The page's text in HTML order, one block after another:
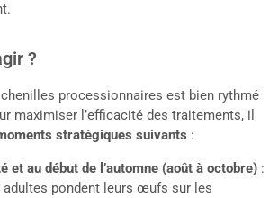
?
processionnaires est bien rythmé
maximiser l’efficacité des traitements, il
stratégiques suivants :
et au début de l’automne (août à octobre) :
adultes pondent leurs œufs sur les